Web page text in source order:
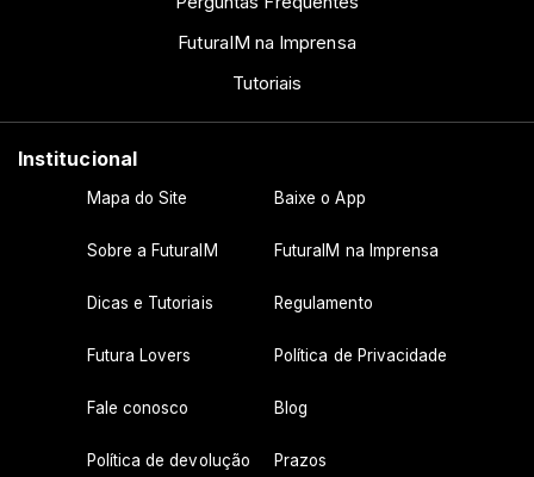
FuturaIM na Imprensa
Tutoriais
Institucional
Mapa do Site Baixe o App
Sobre a FuturaIM FuturaIM na Imprensa
Dicas e Tutoriais Regulamento
Futura Lovers Política de Privacidade
Fale conosco Blog
Política de devolução Prazos